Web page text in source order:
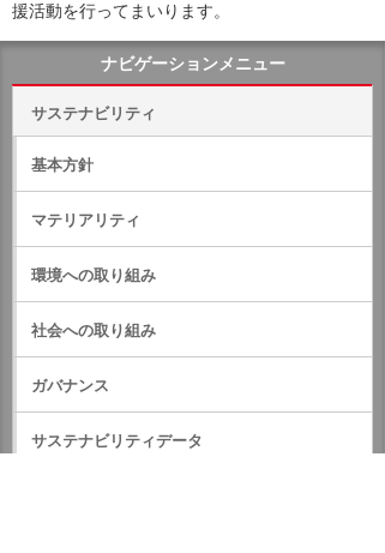
援活動を行ってまいります。
ナビゲーションメニュー
サステナビリティ
基本方針
マテリアリティ
環境への取り組み
社会への取り組み
ガバナンス
サステナビリティデータ